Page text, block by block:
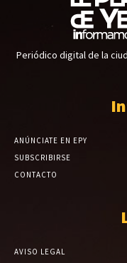
Periódico digital de la
ANÚNCIATE EN EPY
SUBSCRIBIRSE
CONTACTO
AVISO LEGAL